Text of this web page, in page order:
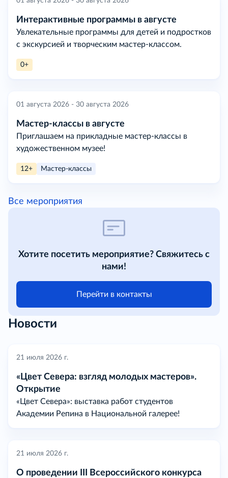
Интерактивные программы в августе
Увлекательные программы для детей и подростков
с экскурсией и творческим мастер-классом.
0+
01 августа 2026 - 30 августа 2026
Мастер-классы в августе
Приглашаем на прикладные мастер-классы в
художественном музее!
12+ Мастер-классы
Все мероприятия
Хотите посетить мероприятие? Свяжитесь с
нами!
Перейти в контакты
Новости
21 июля 2026 г.
«Цвет Севера: взгляд молодых мастеров».
Открытие
«Цвет Севера»: выставка работ студентов
Академии Репина в Национальной галерее!
21 июля 2026 г.
О проведении III Всероссийского конкурса